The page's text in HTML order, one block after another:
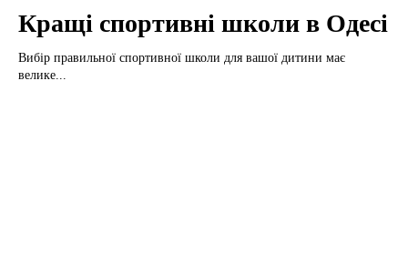
Кращі спортивні школи в Одесі
Вибір правильної спортивної школи для вашої дитини має
велике...